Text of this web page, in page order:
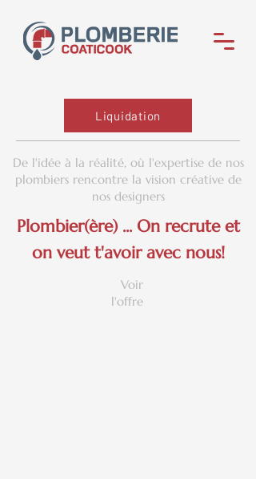
Liquidation
De l'idée à la réalité, où l'expertise de nos
plombiers rencontre la vision créative de
nos designers
Plombier(ère) ... On recrute et
on veut t'avoir avec nous!
Voir
l'offre